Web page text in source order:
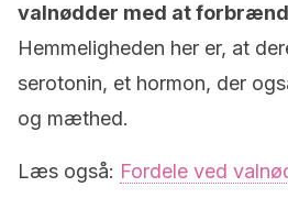
valnødder med at
Hemmeligheden her er, at
serotonin, et hormon, der
og mæthed.
Læs også: Fordele ved